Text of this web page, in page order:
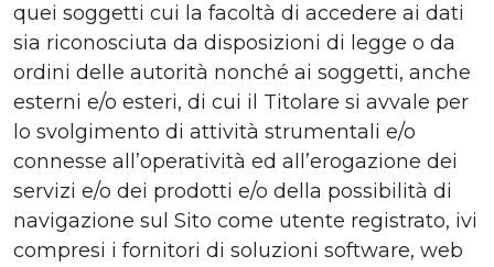
quei soggetti cui la facoltà di accedere ai dati
sia riconosciuta da disposizioni di legge o da
ordini delle autorità nonché ai soggetti, anche
esterni e/o esteri, di cui il Titolare si avvale per
lo svolgimento di attività strumentali e/o
connesse all’operatività ed all’erogazione dei
servizi e/o dei prodotti e/o della possibilità di
navigazione sul Sito come utente registrato, ivi
compresi i fornitori di soluzioni software, web